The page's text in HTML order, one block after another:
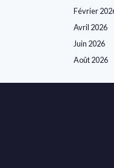
Février
Avril 2026
Juin 2026
Août 2026